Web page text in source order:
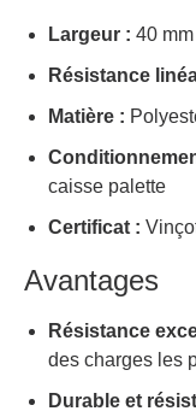
Largeur : 40 mm
Résistance
Matière :
caisse palette
Certificat :
Avantages
Résistance
des charges les
Durable et